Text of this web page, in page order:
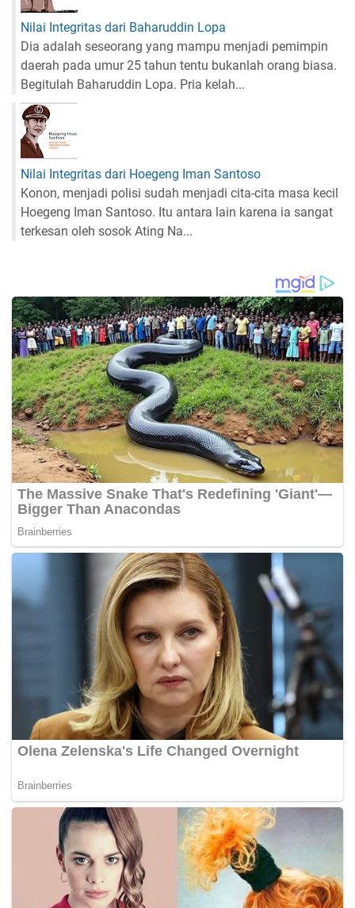
Nilai Integritas dari Baharuddin Lopa
Dia adalah seseorang yang mampu menjadi pemimpin
daerah pada umur 25 tahun tentu bukanlah orang biasa.
Begitulah Baharuddin Lopa. Pria kelah...
Nilai Integritas dari Hoegeng Iman Santoso
Konon, menjadi polisi sudah menjadi cita-cita masa kecil
Hoegeng Iman Santoso. Itu antara lain karena ia sangat
terkesan oleh sosok Ating Na...